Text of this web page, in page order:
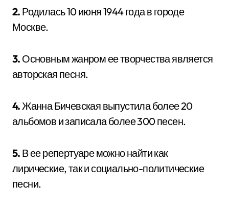
2. Родилась 10 июня 1944 года в городе
Москве.
3. Основным жанром ее творчества является
авторская песня.
4.Жанна Бичевская выпустила более 20
альбомов и записала более 300 песен.
5. В ее репертуаре можно найти как
лирические, так и социально-политические
песни.